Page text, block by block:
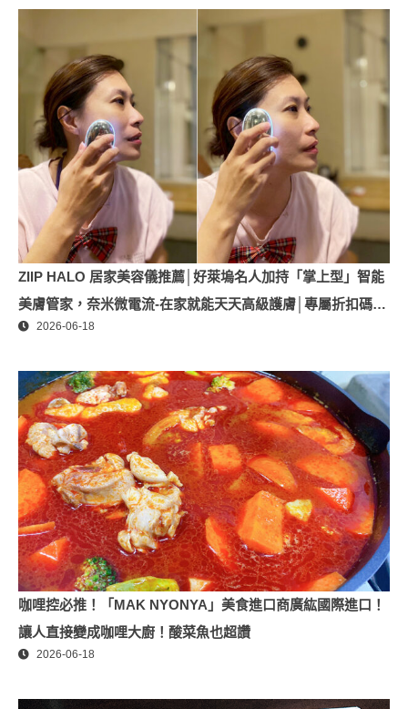
ZIIP HALO 居家美容儀推薦│好萊塢名人加持「掌上型」智能
美膚管家，奈米微電流-在家就能天天高級護膚│專屬折扣碼
【ZPLAI】額外9折
2026-06-18
咖哩控必推！「MAK NYONYA」美食進口商廣紘國際進口！
讓人直接變成咖哩大廚！酸菜魚也超讚
2026-06-18